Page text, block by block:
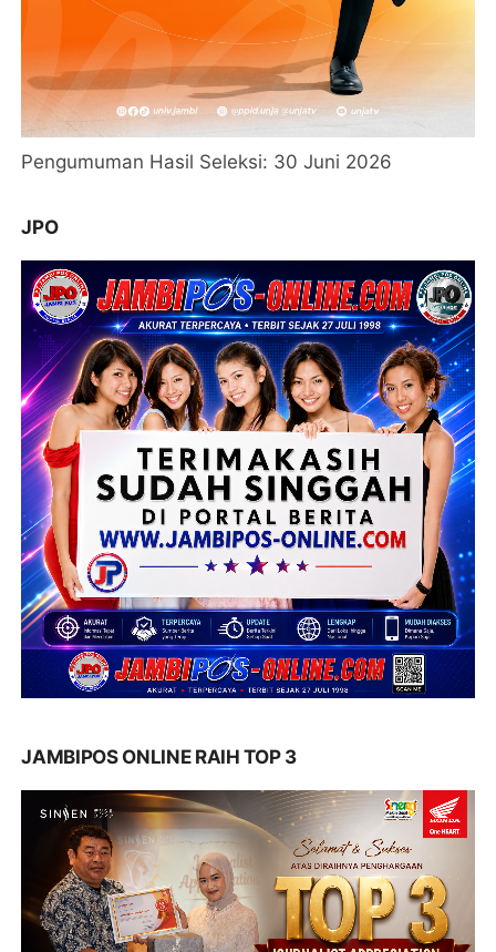
Pengumuman Hasil Seleksi: 30 Juni 2026
JPO
JAMBIPOS ONLINE RAIH TOP 3